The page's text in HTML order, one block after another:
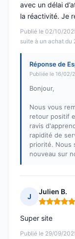
Publié le 02/10/
suite à un achat du
avec un délai
la réactivité. Je
Réponse de
Publiée le 16/02/
Bonjour,
Nous vous
retour positif
ravis
rapidité de
priorité. Nous
nouveau sur
J
Julien B.
Note : 5
Publié le 29/09/
Super site